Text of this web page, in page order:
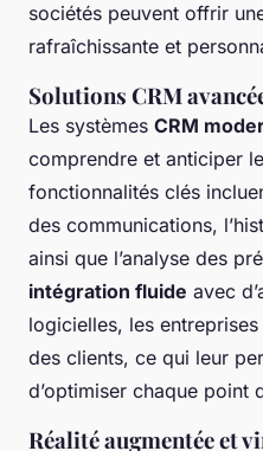
sociétés peuvent offrir
rafraîchissante et
Solutions CRM
Les systèmes CRM
comprendre et anticiper
fonctionnalités clés
des communications,
ainsi que l’analyse des
intégration fluide avec
logicielles, les
des clients, ce qui leur
d’optimiser chaque point
Réalité augmentée et